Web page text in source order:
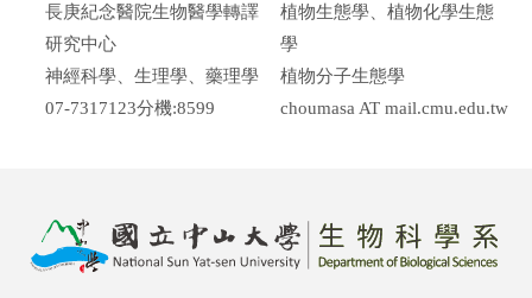
長庚紀念醫院生物醫學轉譯
研究中心
神經科學、生理學、藥理學
07-7317123分機:8599
植物生態學、植物化學生態
學
植物分子生態學
choumasa AT mail.cmu.edu.tw